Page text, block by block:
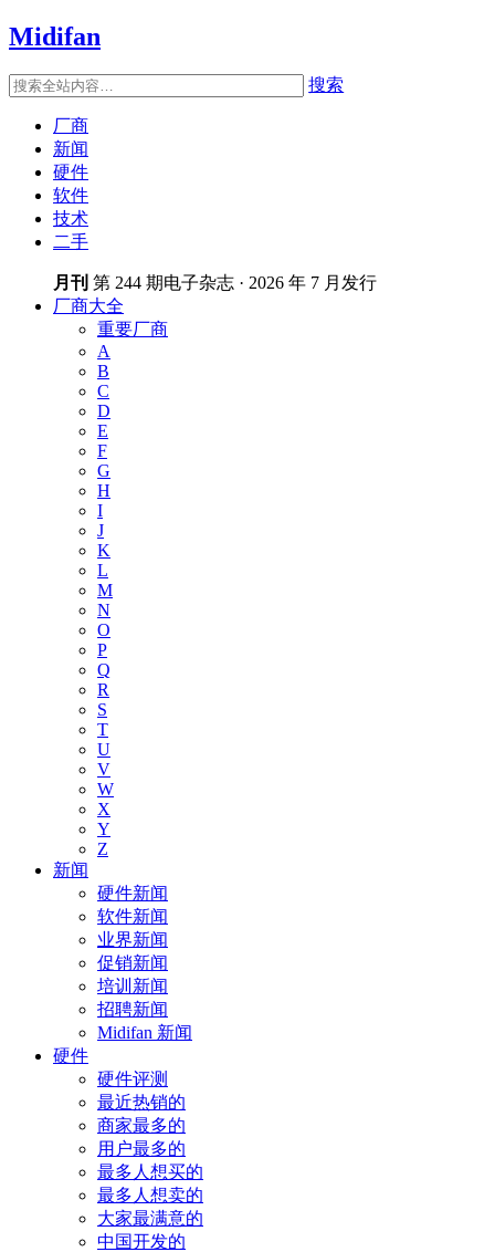
Midifan
搜索
厂商
新闻
硬件
软件
技术
二手
月刊 第 244 期电子杂志 · 2026 年 7 月发行
厂商大全
重要厂商
A
B
C
D
E
F
G
H
I
J
K
L
M
N
O
P
Q
R
S
T
U
V
W
X
Y
Z
新闻
硬件新闻
软件新闻
业界新闻
促销新闻
培训新闻
招聘新闻
Midifan 新闻
硬件
硬件评测
最近热销的
商家最多的
用户最多的
最多人想买的
最多人想卖的
大家最满意的
中国开发的